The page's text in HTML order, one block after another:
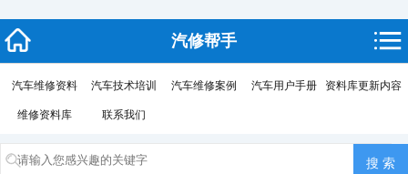
汽修帮手
汽车维修资料 汽车技术培训 汽车维修案例 汽车用户手册 资料库更新内容
维修资料库 联系我们